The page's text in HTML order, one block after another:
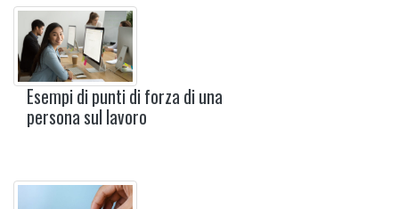
Esempi di punti di forza di una
persona sul lavoro